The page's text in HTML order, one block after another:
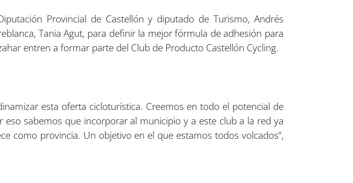
Provincial de Castellón y diputado de Turismo, Andrés
Tania Agut, para definir la mejor fórmula de adhesión para
entren a formar parte del Club de Producto Castellón Cycling.
esta oferta cicloturística. Creemos en todo el potencial de
sabemos que incorporar al municipio y a este club a la red ya
como provincia. Un objetivo en el que estamos todos volcados”,